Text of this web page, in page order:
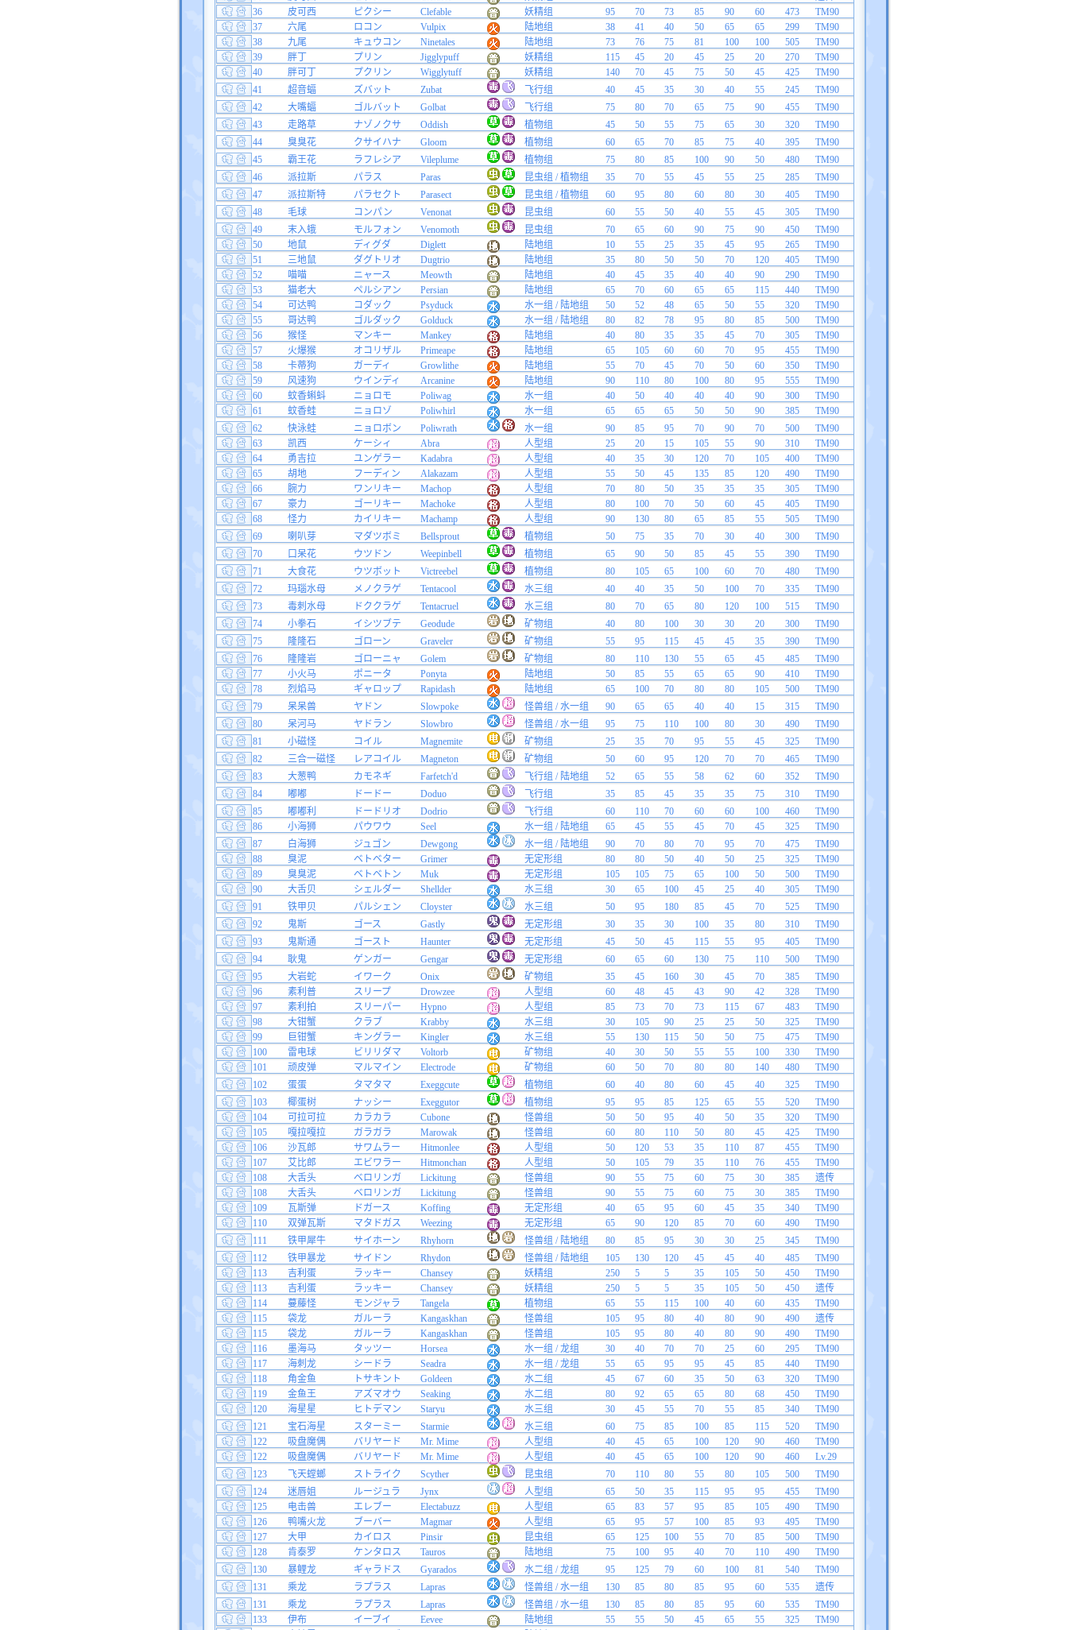
36
皮可西 ピクシー Clefable 妖精组 95 70 73 85 90 60 473
TM90
37
六尾 ロコン Vulpix 陆地组 38 41 40 50 65 65 299
TM90
38
九尾 キュウコン Ninetales 陆地组 73 76 75 81 100 100 505
TM90
39
胖丁 プリン Jigglypuff 妖精组 115 45 20 45 25 20 270
TM90
40
胖可丁 プクリン Wigglytuff 妖精组 140 70 45 75 50 45 425
TM90
41
超音蝠 ズバット Zubat 飞行组 40 45 35 30 40 55 245
TM90
42
大嘴蝠 ゴルバット Golbat 飞行组 75 80 70 65 75 90 455
TM90
43
走路草 ナゾノクサ Oddish 植物组 45 50 55 75 65 30 320
TM90
44
臭臭花 クサイハナ Gloom 植物组 60 65 70 85 75 40 395
TM90
45
霸王花 ラフレシア Vileplume 植物组 75 80 85 100 90 50 480
TM90
46
派拉斯 パラス Paras 昆虫组 / 植物组 35 70 55 45 55 25 285
TM90
47
派拉斯特 パラセクト Parasect 昆虫组 / 植物组 60 95 80 60 80 30 405
TM90
48
毛球 コンパン Venonat 昆虫组 60 55 50 40 55 45 305
TM90
49
末入蛾 モルフォン Venomoth 昆虫组 70 65 60 90 75 90 450
TM90
50
地鼠 ディグダ Diglett 陆地组 10 55 25 35 45 95 265
TM90
51
三地鼠 ダグトリオ Dugtrio 陆地组 35 80 50 50 70 120 405
TM90
52
喵喵 ニャース Meowth 陆地组 40 45 35 40 40 90 290
TM90
53
猫老大 ペルシアン Persian 陆地组 65 70 60 65 65 115 440
TM90
54
可达鸭 コダック Psyduck 水一组 / 陆地组 50 52 48 65 50 55 320
TM90
55
哥达鸭 ゴルダック Golduck 水一组 / 陆地组 80 82 78 95 80 85 500
TM90
56
猴怪 マンキー Mankey 陆地组 40 80 35 35 45 70 305
TM90
57
火爆猴 オコリザル Primeape 陆地组 65 105 60 60 70 95 455
TM90
58
卡蒂狗 ガーディ Growlithe 陆地组 55 70 45 70 50 60 350
TM90
59
风速狗 ウインディ Arcanine 陆地组 90 110 80 100 80 95 555
TM90
60
蚊香蝌蚪 ニョロモ Poliwag 水一组 40 50 40 40 40 90 300
TM90
61
蚊香蛙 ニョロゾ Poliwhirl 水一组 65 65 65 50 50 90 385
TM90
62
快泳蛙 ニョロボン Poliwrath 水一组 90 85 95 70 90 70 500
TM90
63
凯西 ケーシィ Abra 人型组 25 20 15 105 55 90 310
TM90
64
勇吉拉 ユンゲラー Kadabra 人型组 40 35 30 120 70 105 400
TM90
65
胡地 フーディン Alakazam 人型组 55 50 45 135 85 120 490
TM90
66
腕力 ワンリキー Machop 人型组 70 80 50 35 35 35 305
TM90
67
豪力 ゴーリキー Machoke 人型组 80 100 70 50 60 45 405
TM90
68
怪力 カイリキー Machamp 人型组 90 130 80 65 85 55 505
TM90
69
喇叭芽 マダツボミ Bellsprout 植物组 50 75 35 70 30 40 300
TM90
70
口呆花 ウツドン Weepinbell 植物组 65 90 50 85 45 55 390
TM90
71
大食花 ウツボット Victreebel 植物组 80 105 65 100 60 70 480
TM90
72
玛瑙水母 メノクラゲ Tentacool 水三组 40 40 35 50 100 70 335
TM90
73
毒刺水母 ドククラゲ Tentacruel 水三组 80 70 65 80 120 100 515
TM90
74
小拳石 イシツブテ Geodude 矿物组 40 80 100 30 30 20 300
TM90
75
隆隆石 ゴローン Graveler 矿物组 55 95 115 45 45 35 390
TM90
76
隆隆岩 ゴローニャ Golem 矿物组 80 110 130 55 65 45 485
TM90
77
小火马 ポニータ Ponyta 陆地组 50 85 55 65 65 90 410
TM90
78
烈焰马 ギャロップ Rapidash 陆地组 65 100 70 80 80 105 500
TM90
79
呆呆兽 ヤドン Slowpoke 怪兽组 / 水一组 90 65 65 40 40 15 315
TM90
80
呆河马 ヤドラン Slowbro 怪兽组 / 水一组 95 75 110 100 80 30 490
TM90
81
小磁怪 コイル Magnemite 矿物组 25 35 70 95 55 45 325
TM90
82
三合一磁怪 レアコイル Magneton 矿物组 50 60 95 120 70 70 465
TM90
83
大葱鸭 カモネギ Farfetch'd 飞行组 / 陆地组 52 65 55 58 62 60 352
TM90
84
嘟嘟 ドードー Doduo 飞行组 35 85 45 35 35 75 310
TM90
85
嘟嘟利 ドードリオ Dodrio 飞行组 60 110 70 60 60 100 460
TM90
86
小海狮 パウワウ Seel 水一组 / 陆地组 65 45 55 45 70 45 325
TM90
87
白海狮 ジュゴン Dewgong 水一组 / 陆地组 90 70 80 70 95 70 475
TM90
88
臭泥 ベトベター Grimer 无定形组 80 80 50 40 50 25 325
TM90
89
臭臭泥 ベトベトン Muk 无定形组 105 105 75 65 100 50 500
TM90
90
大舌贝 シェルダー Shellder 水三组 30 65 100 45 25 40 305
TM90
91
铁甲贝 パルシェン Cloyster 水三组 50 95 180 85 45 70 525
TM90
92
鬼斯 ゴース Gastly 无定形组 30 35 30 100 35 80 310
TM90
93
鬼斯通 ゴースト Haunter 无定形组 45 50 45 115 55 95 405
TM90
94
耿鬼 ゲンガー Gengar 无定形组 60 65 60 130 75 110 500
TM90
95
大岩蛇 イワーク Onix 矿物组 35 45 160 30 45 70 385
TM90
96
素利普 スリープ Drowzee 人型组 60 48 45 43 90 42 328
TM90
97
素利拍 スリーパー Hypno 人型组 85 73 70 73 115 67 483
TM90
98
大钳蟹 クラブ Krabby 水三组 30 105 90 25 25 50 325
TM90
99
巨钳蟹 キングラー Kingler 水三组 55 130 115 50 50 75 475
TM90
100
雷电球 ビリリダマ Voltorb 矿物组 40 30 50 55 55 100 330
TM90
101
顽皮弹 マルマイン Electrode 矿物组 60 50 70 80 80 140 480
TM90
102
蛋蛋 タマタマ Exeggcute 植物组 60 40 80 60 45 40 325
TM90
103
椰蛋树 ナッシー Exeggutor 植物组 95 95 85 125 65 55 520
TM90
104
可拉可拉 カラカラ Cubone 怪兽组 50 50 95 40 50 35 320
TM90
105
嘎拉嘎拉 ガラガラ Marowak 怪兽组 60 80 110 50 80 45 425
TM90
106
沙瓦郎 サワムラー Hitmonlee 人型组 50 120 53 35 110 87 455
TM90
107
艾比郎 エビワラー Hitmonchan 人型组 50 105 79 35 110 76 455
TM90
108
大舌头 ベロリンガ Lickitung 怪兽组 90 55 75 60 75 30 385
遗传
108
大舌头 ベロリンガ Lickitung 怪兽组 90 55 75 60 75 30 385
TM90
109
瓦斯弹 ドガース Koffing 无定形组 40 65 95 60 45 35 340
TM90
110
双弹瓦斯 マタドガス Weezing 无定形组 65 90 120 85 70 60 490
TM90
111
铁甲犀牛 サイホーン Rhyhorn 怪兽组 / 陆地组 80 85 95 30 30 25 345
TM90
112
铁甲暴龙 サイドン Rhydon 怪兽组 / 陆地组 105 130 120 45 45 40 485
TM90
113
吉利蛋 ラッキー Chansey 妖精组 250 5 5 35 105 50 450
TM90
113
吉利蛋 ラッキー Chansey 妖精组 250 5 5 35 105 50 450
遗传
114
蔓藤怪 モンジャラ Tangela 植物组 65 55 115 100 40 60 435
TM90
115
袋龙 ガルーラ Kangaskhan 怪兽组 105 95 80 40 80 90 490
遗传
115
袋龙 ガルーラ Kangaskhan 怪兽组 105 95 80 40 80 90 490
TM90
116
墨海马 タッツー Horsea 水一组 / 龙组 30 40 70 70 25 60 295
TM90
117
海刺龙 シードラ Seadra 水一组 / 龙组 55 65 95 95 45 85 440
TM90
118
角金鱼 トサキント Goldeen 水二组 45 67 60 35 50 63 320
TM90
119
金鱼王 アズマオウ Seaking 水二组 80 92 65 65 80 68 450
TM90
120
海星星 ヒトデマン Staryu 水三组 30 45 55 70 55 85 340
TM90
121
宝石海星 スターミー Starmie 水三组 60 75 85 100 85 115 520
TM90
122
吸盘魔偶 バリヤード Mr. Mime 人型组 40 45 65 100 120 90 460
TM90
122
吸盘魔偶 バリヤード Mr. Mime 人型组 40 45 65 100 120 90 460
Lv.29
123
飞天螳螂 ストライク Scyther 昆虫组 70 110 80 55 80 105 500
TM90
124
迷唇姐 ルージュラ Jynx 人型组 65 50 35 115 95 95 455
TM90
125
电击兽 エレブー Electabuzz 人型组 65 83 57 95 85 105 490
TM90
126
鸭嘴火龙 ブーバー Magmar 人型组 65 95 57 100 85 93 495
TM90
127
大甲 カイロス Pinsir 昆虫组 65 125 100 55 70 85 500
TM90
128
肯泰罗 ケンタロス Tauros 陆地组 75 100 95 40 70 110 490
TM90
130
暴鲤龙 ギャラドス Gyarados 水二组 / 龙组 95 125 79 60 100 81 540
TM90
131
乘龙 ラプラス Lapras 怪兽组 / 水一组 130 85 80 85 95 60 535
遗传
131
乘龙 ラプラス Lapras 怪兽组 / 水一组 130 85 80 85 95 60 535
TM90
133
伊布 イーブイ Eevee 陆地组 55 55 50 45 65 55 325
TM90